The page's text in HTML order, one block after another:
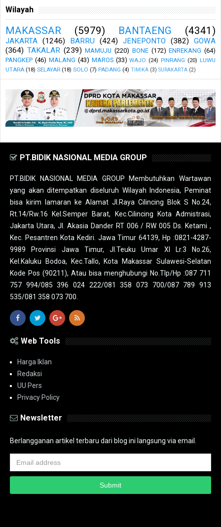
Wilayah
MAKASSAR (5979) BANTAENG (4341)
JAKARTA (1246) BARRU (424) JENEPONTO (382)
GOWA
(364) TAKALAR (239) MAMUJU (220) BONE (172) ENREKANG (64)
PANGKEP (46) MALANG (43) MAROS (33) WAJO (24) PINRANG (20) LUWU
UTARA (18) SELAYAR (18) SOLO (7) PADANG (4) TIMIKA (3) SURAKARTA (2)
PT.BIDIK NASIONAL MEDIA GROUP
PT.BIDIK NASIONAL MEDIA GROUP Membutuhkan Wartawan
yang akan ditempatkan diseluruh Wilayah Indonesia, Peminat
bisa kirim lamaran ke Alamat Jl.Raya Cilincing Blok S No.24,
Rt.14/Rw.16 Kel.Semper Barat, Kec.Cilincing Kota Admistrasi,
Jakarta Utara, Jl. Akasia Dander RT 006 / RW 005 Ds. Ketami ,
Kec. Pesantren Kota Kediri. Jawa Timur 64139, Hp :0821-4287-
9989 Provinsi Jawa Timur, Jl.Teuku Umar XI Lr.3 No.26,
Kel.Kaluku Bodoa, Kec.Tallo, Kota Makassar Sulawesi-Selatan
Kode Pos (90211), Atau bisa menghubungi No.Tlp/Hp :087 711
757 994/085 396 024 222/081 358 073 700/087 789 913
535/081 358 073 700.
Web Tools
Harga Iklan
Redaksi
UU Pers
Privacy Policy
Newsletter
Berlangganan artikel terbaru dari blog ini langsung via email.